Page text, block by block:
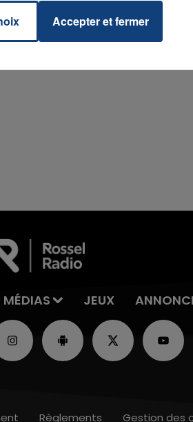
DEVANT SE FAIRE
CHEVILLE RESSORT DE LA...
plainte contre la clinique qui a
MÉDIAS JEUX
Règlements Gestion des
Accepter et fermer